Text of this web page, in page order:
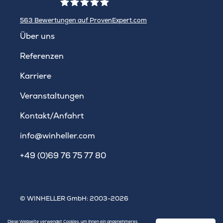
Diese Webseite verwendet Cookies, um Ihnen ein angenehmeres
563 Bewertungen auf ProvenExpert.com
Über uns
Referenzen
Karriere
Veranstaltungen
Kontakt/Anfahrt
info@winheller.com
+49 (0)69 76 75 77 80
© WINHELLER GmbH: 2003-2026